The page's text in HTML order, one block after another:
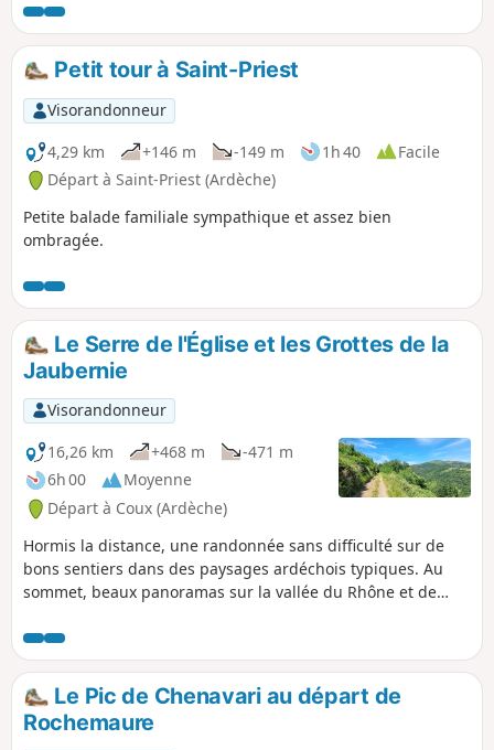
sur un chemin bordé de cèdres.
Petit tour à Saint-Priest
Visorandonneur
4,29 km
+146 m -149 m 1h 40
Facile
Départ à Saint-Priest (Ardèche)
Petite balade familiale sympathique et assez bien
ombragée.
Le Serre de l'Église et les Grottes de la
Jaubernie
Visorandonneur
16,26 km
+468 m
-471 m
6h 00
Moyenne
Départ à Coux (Ardèche)
Hormis la distance, une randonnée sans difficulté sur de
bons sentiers dans des paysages ardéchois typiques. Au
sommet, beaux panoramas sur la vallée du Rhône et de
Grottes de la Jaubernie, qui ont servi d'habitations
troglodytes aux protestants chassés de Privas lors des
guerres de religion.
Le Pic de Chenavari au départ de
Rochemaure